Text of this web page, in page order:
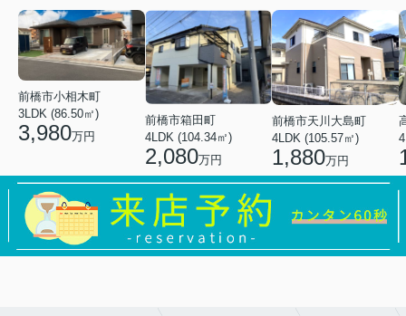
前橋市小相木町
3LDK (86.50㎡)
3,980万円
前橋市箱田町
4LDK (104.34㎡)
2,080万円
前橋市天川大島町
4LDK (105.57㎡)
1,880万円